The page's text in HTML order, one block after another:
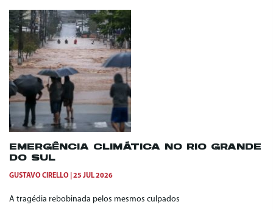
EMERGÊNCIA CLIMÁTICA NO RIO GRANDE
DO SUL
GUSTAVO CIRELLO 25 JUL 2026
A tragédia rebobinada pelos mesmos culpados